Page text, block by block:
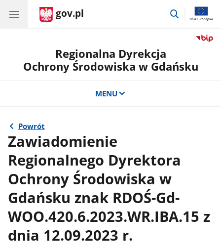
gov.pl
przejdź
Regionalna Dyrekcja
Ochrony Środowiska w Gdańsku
MENU
Powrót
Zawiadomienie
Regionalnego Dyrektora
Ochrony Środowiska w
Gdańsku znak RDOŚ-Gd-
WOO.420.6.2023.WR.IBA.15 z
dnia 12.09.2023 r.